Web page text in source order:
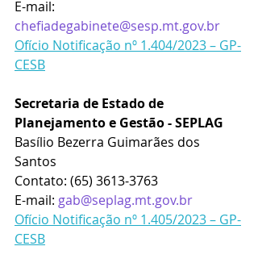
E-mail:
chefiadegabinete@sesp.mt.gov.br
Ofício Notificação nº 1.404/2023 – GP-
CESB
Secretaria de Estado de
Planejamento e Gestão - SEPLAG
Basílio Bezerra Guimarães dos
Santos
Contato: (65) 3613-3763
E-mail: gab@seplag.mt.gov.br
Ofício Notificação nº 1.405/2023 – GP-
CESB